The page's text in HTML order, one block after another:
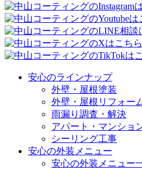
安心のラインナップ
外壁・屋根塗装
外壁・屋根リフォー
雨漏り調査・解決
アパート・マンショ
シーリング工事
安心の外装メニュー
安心の外装メニュー